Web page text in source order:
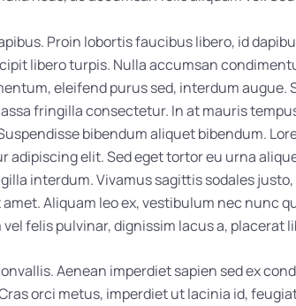
Proin lobortis faucibus libero, id
libero turpis. Nulla accumsan
eleifend purus sed, interdum augue.
fringilla consectetur. In at mauris
bibendum aliquet bibendum.
adipiscing elit. Sed eget tortor eu urna
interdum. Vivamus sagittis sodales
Aliquam leo ex, vestibulum nec nunc
felis pulvinar, dignissim lacus a, placerat
Aenean imperdiet sapien sed ex
orci metus, imperdiet ut lacinia id,